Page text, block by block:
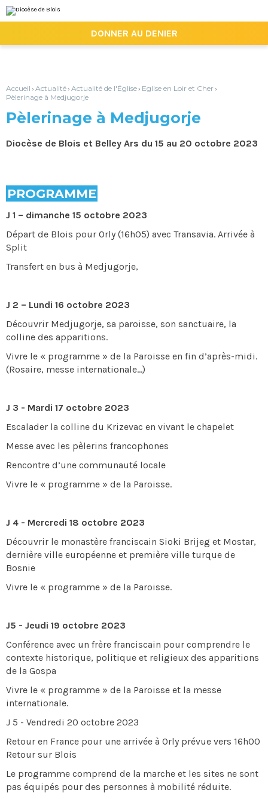
au
contenu.
la
personnels
DONNER AU DENIER
Accueil › Actualité› Actualité de l'Église› Eglise en Loir et Cher›
Pèlerinage à Medjugorje
Pèlerinage à Medjugorje
Diocèse de Blois et Belley Ars du 15 au 20 octobre 2023
PROGRAMME
J 1 – dimanche 15 octobre 2023
Départ de Blois pour Orly (16h05) avec Transavia. Arrivée à
Split
Transfert en bus à Medjugorje,
J 2 – Lundi 16 octobre 2023
Découvrir Medjugorje, sa paroisse, son sanctuaire, la
colline des apparitions.
Vivre le « programme » de la Paroisse en fin d’après-midi.
(Rosaire, messe internationale…)
J 3 - Mardi 17 octobre 2023
Escalader la colline du Krizevac en vivant le chapelet
Messe avec les pèlerins francophones
Rencontre d’une communauté locale
Vivre le « programme » de la Paroisse.
J 4 - Mercredi 18 octobre 2023
Découvrir le monastère franciscain Sioki Brijeg et Mostar,
dernière ville européenne et première ville turque de
Bosnie
Vivre le « programme » de la Paroisse.
J5 - Jeudi 19 octobre 2023
Conférence avec un frère franciscain pour comprendre le
contexte historique, politique et religieux des apparitions
de la Gospa
Vivre le « programme » de la Paroisse et la messe
internationale.
J 5 - Vendredi 20 octobre 2023
Retour en France pour une arrivée à Orly prévue vers 16h00
Retour sur Blois
Le programme comprend de la marche et les sites ne sont
pas équipés pour des personnes à mobilité réduite.